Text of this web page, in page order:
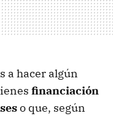
a hacer algún
financiación
o que, según